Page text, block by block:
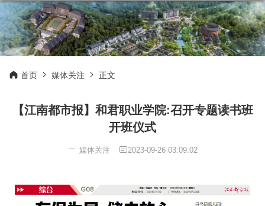
首页 媒体关注 正文
【江南都市报】和君职业学院:召开专题读书班
开班仪式
媒体关注 2023-09-26 03:09:02